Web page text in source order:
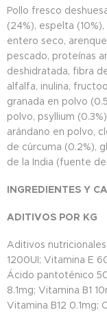
Pollo fresco
(24%), espelta
entero seco,
pescado, proteínas
deshidratada, fibra
alfalfa, inulina,
granada en polvo
polvo, psyllium
arándano en polvo,
de cúrcuma (0.2%),
de la India (fuente
INGREDIENTES Y
ADITIVOS POR KG
Aditivos
1200UI; Vitamina E
Ácido pantoténico
8.1mg; Vitamina B1
Vitamina B12